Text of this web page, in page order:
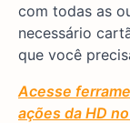
com todas as
necessário
que você
Acesse
ações da HD